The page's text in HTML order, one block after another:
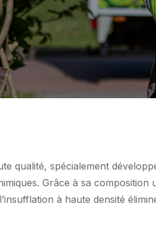
qualité, spécialement
Grâce à sa
à haute densité